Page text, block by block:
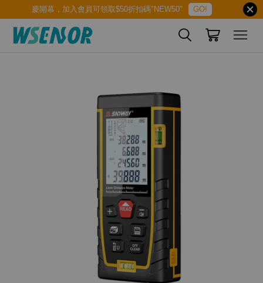
慶開幕，加入會員可領取$50折扣碼"NEW50" GO!